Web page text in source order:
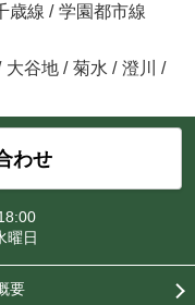
歳線 / 学園都市線
大谷地 / 菊水 / 澄川
/
わせ
曜日
要